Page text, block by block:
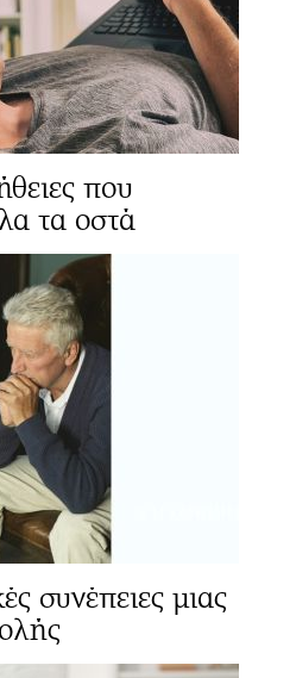
που
τα οστά
συνέπειες μιας